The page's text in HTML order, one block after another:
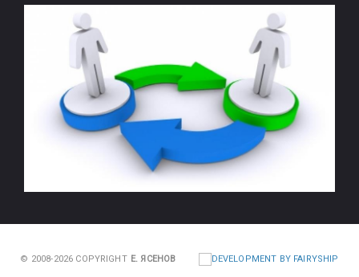
© 2008-2026 COPYRIGHT Е. ЯСЕНОВ